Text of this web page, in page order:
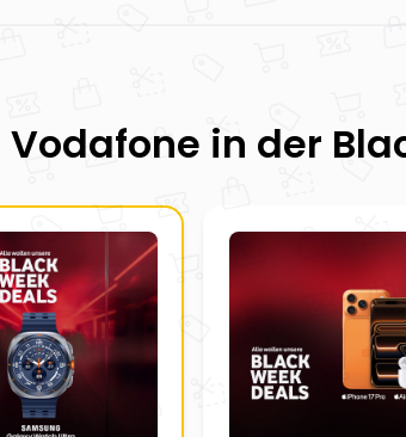
Vodafone in der